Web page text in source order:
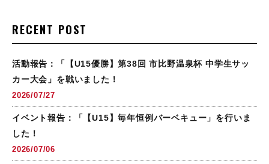
RECENT POST
活動報告：「【U15優勝】第38回 市比野温泉杯 中学生サッ
カー大会」を戦いました！
2026/07/27
イベント報告：「【U15】毎年恒例バーベキュー」を行いま
した！
2026/07/06